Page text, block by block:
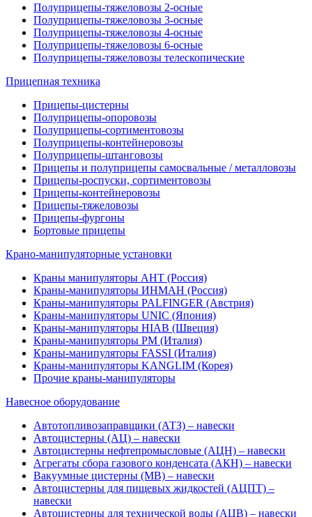
Полуприцепы-тяжеловозы 2-осные
Полуприцепы-тяжеловозы 3-осные
Полуприцепы-тяжеловозы 4-осные
Полуприцепы-тяжеловозы 6-осные
Полуприцепы-тяжеловозы телескопические
Прицепная техника
Прицепы-цистерны
Полуприцепы-опоровозы
Полуприцепы-сортиментовозы
Полуприцепы-контейнеровозы
Полуприцепы-штанговозы
Прицепы и полуприцепы самосвальные / металловозы
Прицепы-роспуски, сортиментовозы
Прицепы-контейнеровозы
Прицепы-тяжеловозы
Прицепы-фургоны
Бортовые прицепы
Крано-манипуляторные установки
Краны манипуляторы АНТ (Россия)
Краны-манипуляторы ИНМАН (Россия)
Краны-манипуляторы PALFINGER (Австрия)
Краны-манипуляторы UNIC (Япония)
Краны-манипуляторы HIAB (Швеция)
Краны-манипуляторы PM (Италия)
Краны-манипуляторы FASSI (Италия)
Краны-манипуляторы KANGLIM (Корея)
Прочие краны-манипуляторы
Навесное оборудование
Автотопливозаправщики (АТЗ) – навески
Автоцистерны (АЦ) – навески
Автоцистерны нефтепромысловые (АЦН) – навески
Агрегаты сбора газового конденсата (АКН) – навески
Вакуумные цистерны (МВ) – навески
Автоцистерны для пищевых жидкостей (АЦПТ) –
навески
Автоцистерны для технической воды (АЦВ) – навески